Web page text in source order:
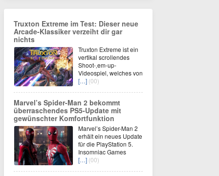
Truxton Extreme im Test: Dieser neue
Arcade-Klassiker verzeiht dir gar
nichts
Truxton Extreme ist ein
vertikal scrollendes
Shoot-‚em-up-
Videospiel, welches von
[…] (00)
Marvel’s Spider-Man 2 bekommt
überraschendes PS5-Update mit
gewünschter Komfortfunktion
Marvel’s Spider-Man 2
erhält ein neues Update
für die PlayStation 5.
Insomniac Games
[…] (00)